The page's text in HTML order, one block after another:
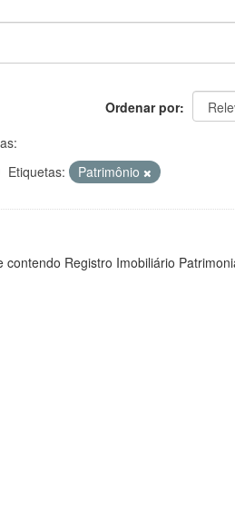
Ordenar por
Etiquetas: Patrimônio
Registro Imobiliário